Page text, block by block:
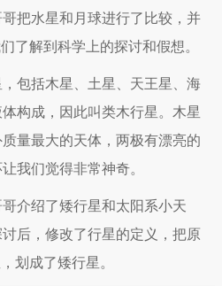
把水星和月球进行了比较，并
了解到科学上的探讨和假想。
包括木星、土星、天王星、海
构成，因此叫类木行星。木星
量最大的天体，两极有漂亮的
我们觉得非常神奇。
介绍了矮行星和太阳系小天
后，修改了行星的定义，把原
划成了矮行星。